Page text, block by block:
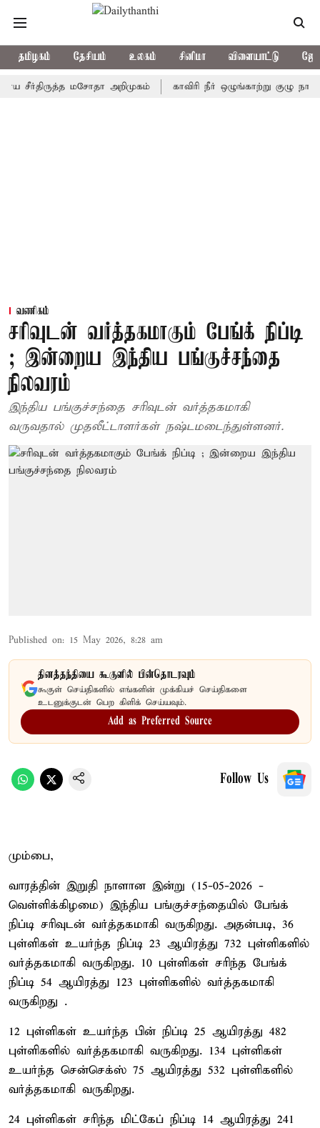
தமிழகம் தேசியம் உலகம் சினிமா விளையாட்டு
மசோதா அறிமுகம் காவிரி நீர் ஒழுங்காற்று குழு நாளை
வணிகம்
சரிவுடன் வர்த்தகமாகும் பேங்க் நிப்டி
; இன்றைய இந்திய பங்குச்சந்தை
நிலவரம்
இந்திய பங்குச்சந்தை சரிவுடன் வர்த்தகமாகி
வருவதால் முதலீட்டாளர்கள் நஷ்டமடைந்துள்ளனர்.
Published on: 15 May 2026, 8:28 am
தினத்தந்தியை கூகுளில் பின்தொடரவும்
கூகுள் செய்திகளில் எங்களின் முக்கியச் செய்திகளை
உடனுக்குடன் பெற கிளிக் செய்யவும்.
Add as Preferred Source
Follow Us
மும்பை,
வாரத்தின் இறுதி நாளான இன்று (15-05-2026 -
வெள்ளிக்கிழமை) இந்திய பங்குச்சந்தையில் பேங்க்
நிப்டி சரிவுடன் வர்த்தகமாகி வருகிறது. அதன்படி, 36
புள்ளிகள் உயர்ந்த நிப்டி 23 ஆயிரத்து 732 புள்ளிகளில்
வர்த்தகமாகி வருகிறது. 10 புள்ளிகள் சரிந்த பேங்க்
நிப்டி 54 ஆயிரத்து 123 புள்ளிகளில் வர்த்தகமாகி
வருகிறது .
12 புள்ளிகள் உயர்ந்த பின் நிப்டி 25 ஆயிரத்து 482
புள்ளிகளில் வர்த்தகமாகி வருகிறது. 134 புள்ளிகள்
உயர்ந்த சென்செக்ஸ் 75 ஆயிரத்து 532 புள்ளிகளில்
வர்த்தகமாகி வருகிறது.
24 புள்ளிகள் சரிந்த மிட்கேப் நிப்டி 14 ஆயிரத்து 241